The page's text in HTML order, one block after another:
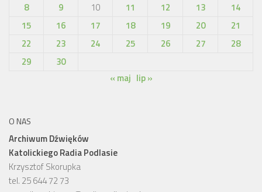
8
9 10 11 12 13
14
15
16 17 18 19 20
21
22
23 24 25 26 27
28
29
30
« maj lip »
O NAS
Archiwum Dźwięków
Katolickiego Radia Podlasie
Krzysztof Skorupka
tel. 25 644 72 73